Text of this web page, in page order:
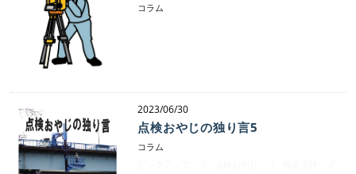
コラム
2023/06/30
点検おやじの独り言5
コラム